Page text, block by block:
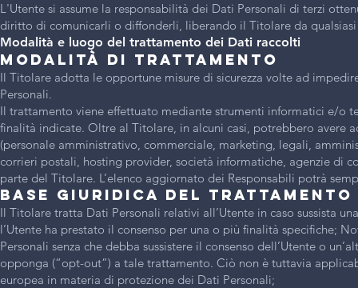
L'Utente si assume la responsabilità dei Dati Personali di terzi
diritto di comunicarli o diffonderli, liberando il Titolare da
Modalità e luogo del trattamento dei Dati raccolti
Modalità di trattamento
Il Titolare adotta le opportune misure di sicurezza volte ad
Personali.
Il trattamento viene effettuato mediante strumenti informatici e/o
finalità indicate. Oltre al Titolare, in alcuni casi, potrebbero avere
(personale amministrativo, commerciale, marketing, legali,
corrieri postali, hosting provider, società informatiche, agenzie di
parte del Titolare. L’elenco aggiornato dei Responsabili potrà
Base giuridica del trattamento
Il Titolare tratta Dati Personali relativi all’Utente in caso sussista
l’Utente ha prestato il consenso per una o più finalità specifiche;
Personali senza che debba sussistere il consenso dell’Utente o
opponga (“opt-out”) a tale trattamento. Ciò non è tuttavia
europea in materia di protezione dei Dati Personali;